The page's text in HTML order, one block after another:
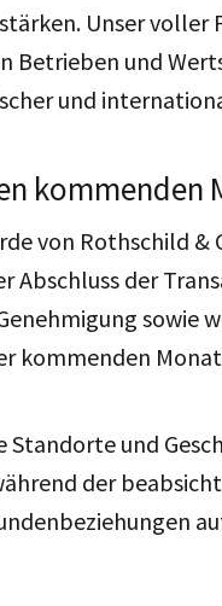
Unser
Betrieben und
und
kommenden
von Rothschild &
Abschluss der
sowie
kommenden
Standorte und
der